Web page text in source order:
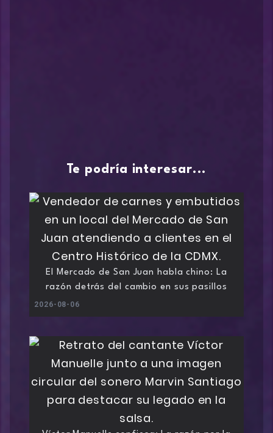
Te podría interesar...
El Mercado de San Juan habla chino: La
razón detrás del cambio en sus pasillos
2026-08-06